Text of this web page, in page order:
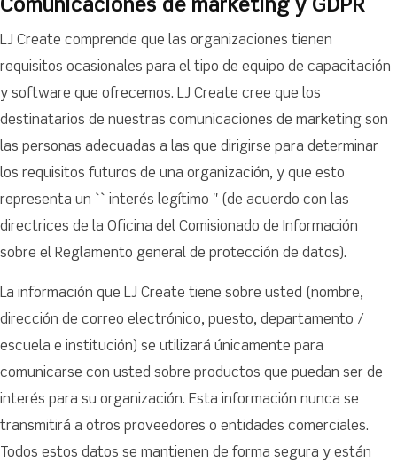
Comunicaciones de marketing y GDPR
LJ Create comprende que las organizaciones tienen
requisitos ocasionales para el tipo de equipo de capacitación
y software que ofrecemos. LJ Create cree que los
destinatarios de nuestras comunicaciones de marketing son
las personas adecuadas a las que dirigirse para determinar
los requisitos futuros de una organización, y que esto
representa un `` interés legítimo '' (de acuerdo con las
directrices de la Oficina del Comisionado de Información
sobre el Reglamento general de protección de datos).
La información que LJ Create tiene sobre usted (nombre,
dirección de correo electrónico, puesto, departamento /
escuela e institución) se utilizará únicamente para
comunicarse con usted sobre productos que puedan ser de
interés para su organización. Esta información nunca se
transmitirá a otros proveedores o entidades comerciales.
Todos estos datos se mantienen de forma segura y están